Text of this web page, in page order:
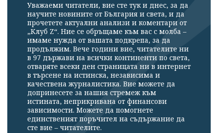
Уважаеми читатели, вие сте тук и днес, за да
научите новините от България и света, и да
прочетете актуални анализи и коментари от
„Клуб Z“. Ние се обръщаме към вас с молба –
имаме нужда от вашата подкрепа, за да
продължим. Вече години вие, читателите ни
в 97 държави на всички континенти по света,
отваряте всеки ден страницата ни в интернет
в търсене на истинска, независима и
качествена журналистика. Вие можете да
допринесете за нашия стремеж към
истината, неприкривана от финансови
зависимости. Можете да помогнете
единственият поръчител на съдържание да
сте вие – читателите.